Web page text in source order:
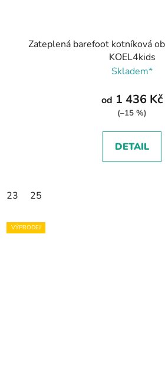
Zateplená barefoot kotníková
KOEL4kids
Skladem*
od 1 436 Kč
(–15 %)
DETAIL
23 25
VÝPRODEJ